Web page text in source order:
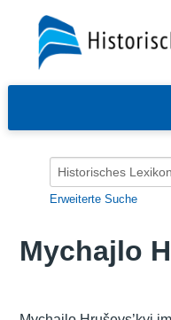
Erweiterte Suche
Mychajlo